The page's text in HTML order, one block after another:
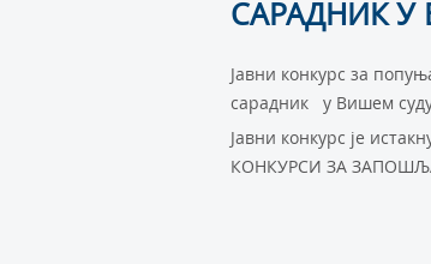
САРАДНИК
Јавни конкурс за
сарадник у Вишем
Јавни конкурс је
КОНКУРСИ ЗА